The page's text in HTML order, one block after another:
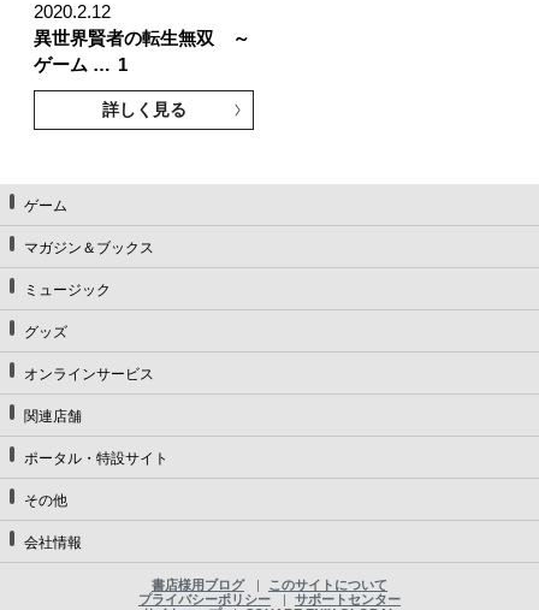
2020.2.12
異世界賢者の転生無双 ～
ゲーム … 1
詳しく見る
ゲーム
マガジン＆ブックス
ミュージック
グッズ
オンラインサービス
関連店舗
ポータル・特設サイト
その他
会社情報
書店様用ブログ
このサイトについて
プライバシーポリシー
サポートセンター